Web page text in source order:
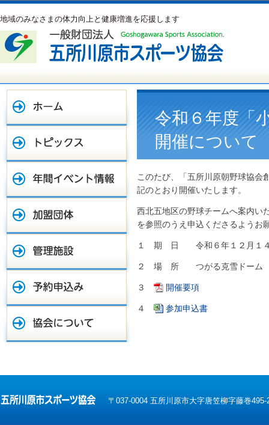
地域のみなさまの体力向上と健康増進を応援します
令和６年度「
開催について
このたび、「五所川原朝野球協会
記のとおり開催いたします。
西北五地区の野球チームへ案内い
を参照のうえ申込くださるようお
１ 期 日 令和６年１２月１
２ 場 所 つがる克雪ドーム
３ 開催要項
４ 参加申込書
〒037-0004 五所川原市大字唐笠柳字藤巻495-